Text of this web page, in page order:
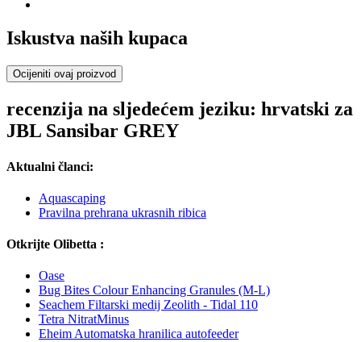
Iskustva naših kupaca
Ocijeniti ovaj proizvod
recenzija na sljedećem jeziku: hrvatski za
JBL Sansibar GREY
Aktualni članci:
Aquascaping
Pravilna prehrana ukrasnih ribica
Otkrijte Olibetta :
Oase
Bug Bites Colour Enhancing Granules (M-L)
Seachem Filtarski medij Zeolith - Tidal 110
Tetra NitratMinus
Eheim Automatska hranilica autofeeder